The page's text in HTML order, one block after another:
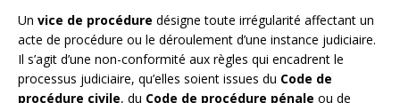
Un vice de procédure désigne toute irrégularité affectant un
acte de procédure ou le déroulement d’une instance judiciaire.
Il s’agit d’une non-conformité aux règles qui encadrent le
processus judiciaire, qu’elles soient issues du Code de
procédure civile, du Code de procédure pénale ou de